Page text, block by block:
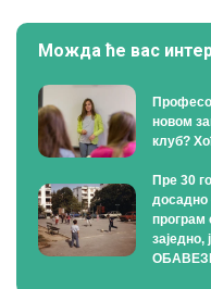
Можда ће вас
новом
клуб?
Пре 30
досадно
програм